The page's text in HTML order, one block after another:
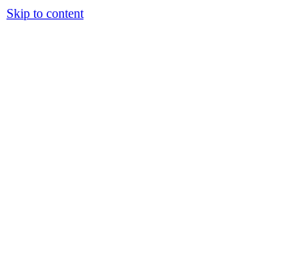
Skip to content